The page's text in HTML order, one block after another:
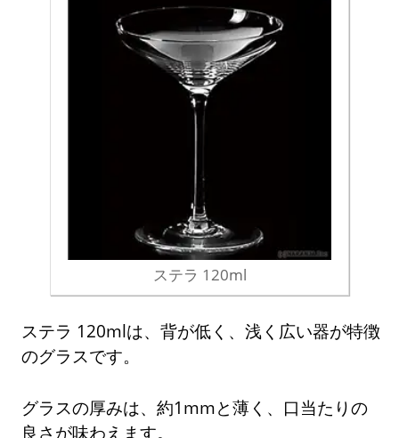
ステラ 120ml
ステラ 120mlは、背が低く、浅く広い器が特徴
のグラスです。
グラスの厚みは、約1mmと薄く、口当たりの
良さが味わえます。